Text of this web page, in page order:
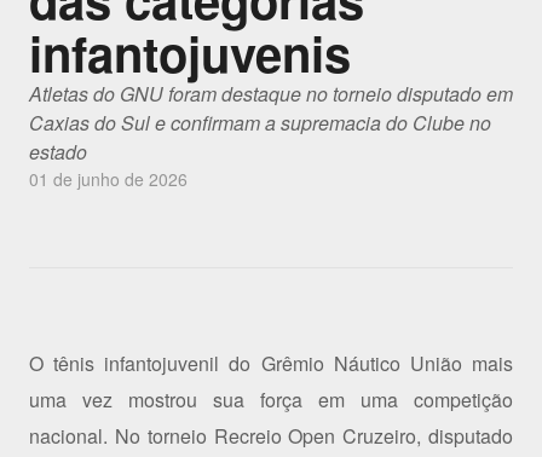
infantojuvenis
Atletas do GNU foram destaque no torneio disputado em
Caxias do Sul e confirmam a supremacia do Clube no
estado
01 de junho de 2026
O tênis infantojuvenil do Grêmio Náutico União mais
uma vez mostrou sua força em uma competição
nacional. No torneio Recreio Open Cruzeiro, disputado